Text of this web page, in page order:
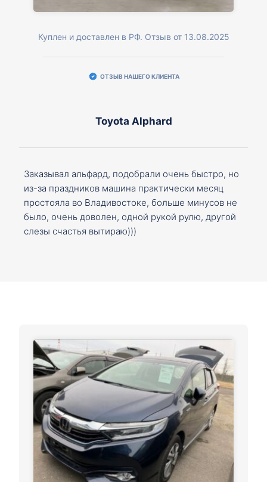
Куплен и доставлен в РФ. Отзыв от 13.08.2025
ОТЗЫВ НАШЕГО КЛИЕНТА
Toyota Alphard
Заказывал альфард, подобрали очень быстро, но
из-за праздников машина практически месяц
простояла во Владивостоке, больше минусов не
было, очень доволен, одной рукой рулю, другой
слезы счастья вытираю)))